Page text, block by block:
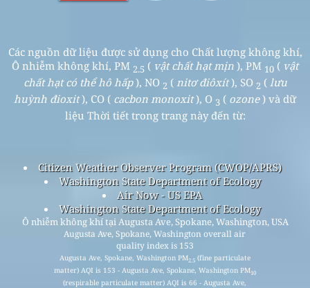
Các nguồn dữ liệu được sử dụng cho Chất lượng không khí,
Ô nhiễm không khí, PM 2.5 ( vật chất hạt mịn ), PM 10 ( vật
chất hạt có thể hô hấp), NO 2 ( nitơ điôxít), SO 2 ( lưu
huỳnh đioxit), CO ( cacbon monoxit), O 3 ( ozone) và dữ
liệu Thời tiết trong trang này đến từ:
Citizen Weather Observer Program (CWOP/APRS)
Washington State Department of Ecology
Air Now - US EPA
Washington State Department of Ecology
Ô nhiễm không khí tại Augusta Ave, Spokane, Washington, USA
Augusta Ave, Spokane, Washington overall air
quality index is 153
Augusta Ave, Spokane, Washington PM2.5(fine particulate
matter) AQI is 153 - Augusta Ave, Spokane, Washington PM10
(respirable particulate matter) AQI is 66 - Augusta Ave,